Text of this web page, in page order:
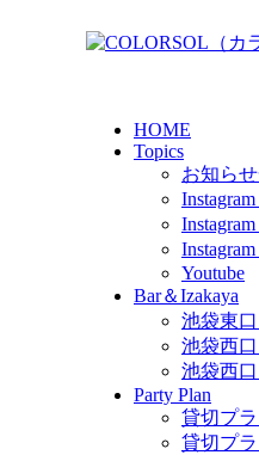
HOME
Topics
お知ら
Youtube
Bar＆Izakaya
池袋東
池袋西
池袋西
Party Plan
貸切プ
貸切プ